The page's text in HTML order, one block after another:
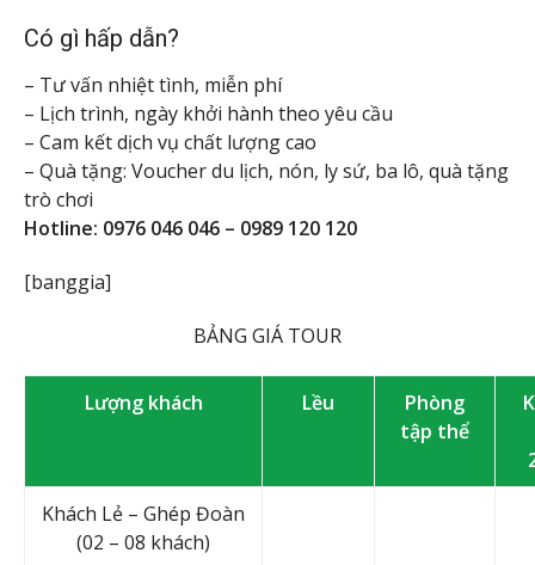
Có gì hấp dẫn?
– Tư vấn nhiệt tình, miễn phí
– Lịch trình, ngày khởi hành theo yêu cầu
– Cam kết dịch vụ chất lượng cao
– Quà tặng: Voucher du lịch, nón, ly sứ, ba lô, quà tặng
trò chơi
Hotline: 0976 046 046 – 0989 120 120
[banggia]
BẢNG GIÁ TOUR
Lượng khách Lều
Phòng
tập thể
Khách Lẻ – Ghép Đoàn
(02 – 08 khách)